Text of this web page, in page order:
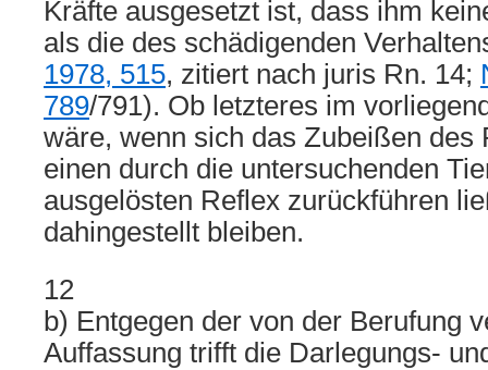
Kräfte ausgesetzt ist, dass ihm
als die des schädigenden
1978, 515, zitiert nach juris Rn. 14;
789/791). Ob letzteres im
wäre, wenn sich das Zubeißen des
einen durch die untersuchenden
ausgelösten Reflex zurückführen
dahingestellt bleiben.
12
b) Entgegen der von der Berufung
Auffassung trifft die Darlegungs-